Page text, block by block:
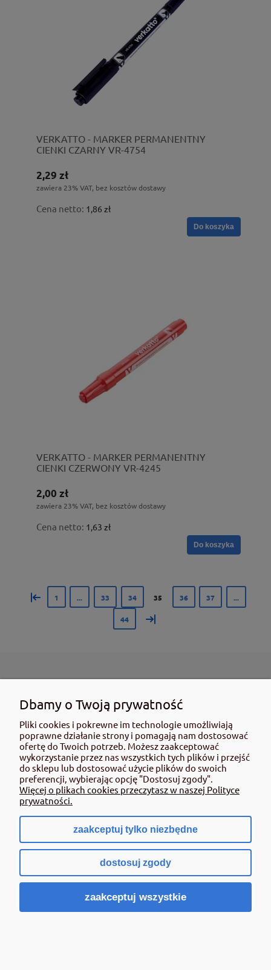
VERKATTO - MARKER PERMANENTNY
CIENKI CZARNY VR-4754
2,29 zł
zawiera 23% VAT, bez kosztów dostawy
Cena netto: 1,86 zł
Do koszyka
VERKATTO - MARKER PERMANENTNY
CIENKI CZERWONY VR-4245
2,00 zł
zawiera 23% VAT, bez kosztów dostawy
Cena netto: 1,63 zł
Do koszyka
« 1 ... 33 34 35 36 37 ...
44 »
POMOC
MOJE KONTO
PŁATNOŚCI
O NAS
ROLMAT PIOTR BŁASZKIEWICZ
ul. LIPOWA 5
Dbamy o Twoją prywatność
Pliki cookies i pokrewne im technologie umożliwiają
poprawne działanie strony i pomagają nam dostosować
ofertę do Twoich potrzeb. Możesz zaakceptować
wykorzystanie przez nas wszystkich tych plików i przejść
do sklepu lub dostosować użycie plików do swoich
preferencji, wybierając opcję "Dostosuj zgody".
Więcej o plikach cookies przeczytasz w naszej Polityce
prywatności.
zaakceptuj tylko niezbędne
dostosuj zgody
zaakceptuj wszystkie